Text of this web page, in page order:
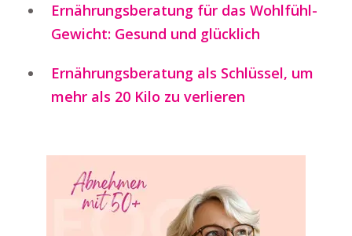
Ernährungsberatung für das Wohlfühl-
Gewicht: Gesund und glücklich
Ernährungsberatung als Schlüssel, um
mehr als 20 Kilo zu verlieren